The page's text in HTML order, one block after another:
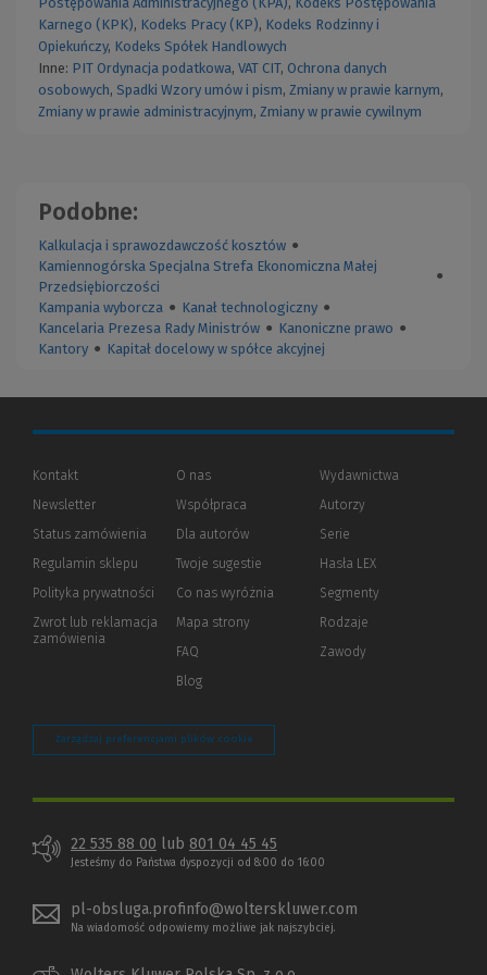
Karnego (KPK), Kodeks Pracy (KP), Kodeks Rodzinny i
Opiekuńczy, Kodeks Spółek Handlowych
Inne: PIT Ordynacja podatkowa, VAT CIT, Ochrona danych
osobowych, Spadki Wzory umów i pism, Zmiany w prawie karnym,
Zmiany w prawie administracyjnym, Zmiany w prawie cywilnym
Podobne:
Kalkulacja i sprawozdawczość kosztów ●
Kamiennogórska Specjalna Strefa Ekonomiczna Małej
Przedsiębiorczości
●
Kampania wyborcza ● Kanał technologiczny ●
Kancelaria Prezesa Rady Ministrów ● Kanoniczne prawo ●
Kantory ● Kapitał docelowy w spółce akcyjnej
Kontakt
Newsletter
Status zamówienia
Regulamin sklepu
Polityka prywatności (Nowe
(Link
innej
Zwrot lub reklamacja
zamówienia
O nas
Współpraca
Dla autorów(Nowe
(Link
innej
Twoje sugestie
Co nas wyróżnia
Mapa strony
FAQ
Blog
Wydawnictwa
Autorzy
Serie
Hasła LEX
Segmenty
Rodzaje
Zawody
Zarządzaj preferencjami plików cookie
22 535 88 00 lub 801 04 45 45
Jesteśmy do Państwa dyspozycji od 8:00 do 16:00
pl-obsluga.profinfo@wolterskluwer.com
Na wiadomość odpowiemy możliwe jak najszybciej.